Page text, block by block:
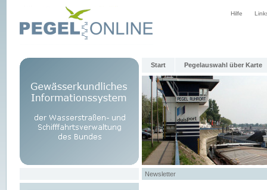
Hilfe
Start Pegelauswahl über Karte
Newsletter